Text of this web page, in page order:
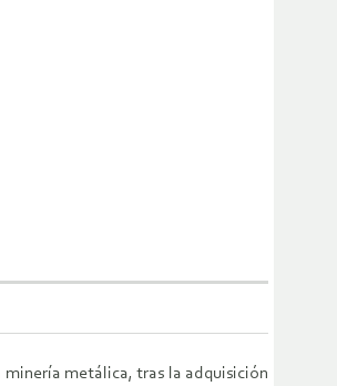
minería metálica, tras la adquisición